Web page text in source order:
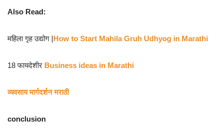
Also Read:
महिला गृह उद्योग |How to Start Mahila Gruh Udhyog in Marathi
18 फायदेशीर Business ideas in Marathi
व्यवसाय मार्गदर्शन मराठी
conclusion